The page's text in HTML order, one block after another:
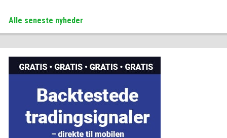
Alle seneste nyheder